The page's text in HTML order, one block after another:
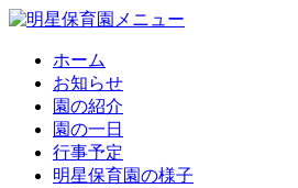
ホーム
お知らせ
園の紹介
園の一日
行事予定
明星保育園の様子